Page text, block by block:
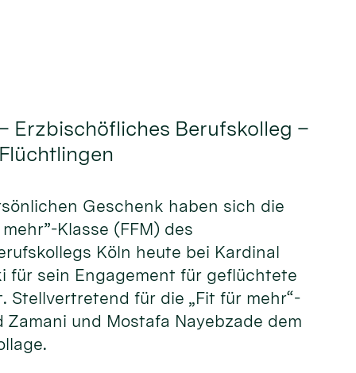
Erzbischöfliches Berufskolleg –
Geschenk haben sich die
Klasse (FFM) des
Köln heute bei Kardinal
für sein Engagement für geflüchtete
Stellvertretend für die „Fit für mehr“-
und Mostafa Nayebzade dem